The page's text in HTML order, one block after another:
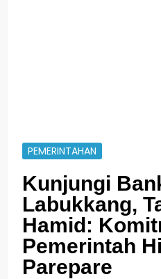
PEMERINTAHAN
Kunjungi
Labukkang,
Hamid:
Pemerintah
Parepare